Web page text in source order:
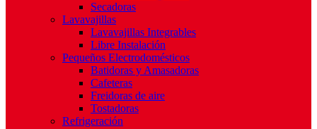
Secadoras
Lavavajillas
Lavavajillas Integrables
Libre Instalación
Pequeños Electrodomésticos
Batidoras y Amasadoras
Cafeteras
Freidoras de aire
Tostadoras
Refrigeración